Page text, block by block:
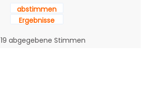
abstimmen
Ergebnisse
19 abgegebene Stimmen